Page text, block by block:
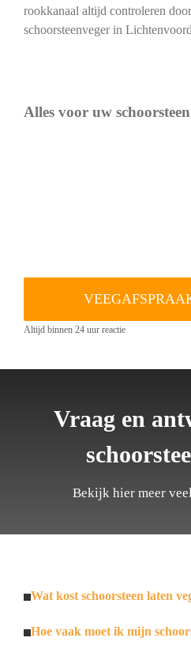
rookkanaal altijd controleren
schoorsteenveger in
Alles voor uw schoorsteen
Altijd binnen 24 uur reactie
Vraag en
Bekijk hier meer
Wat kost schoorsteen laten
Hoe vaak moet ik mijn